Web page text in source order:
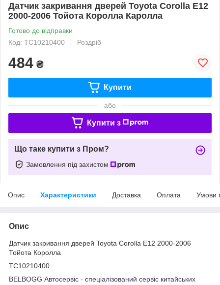
Датчик закривання дверей Toyota Corolla E12
2000-2006 Тойота Королла Каролла
Готово до відправки
Код: TC10210400
Роздріб
484 ₴
Купити
або
Купити з
Що таке купити з Пром?
Замовлення під захистом
Опис Характеристики Доставка Оплата Умови
Опис
Датчик закривання дверей Toyota Corolla E12 2000-2006
Тойота Королла
TC10210400
BELBOGG Автосервіс - спеціалізований сервіс китайських